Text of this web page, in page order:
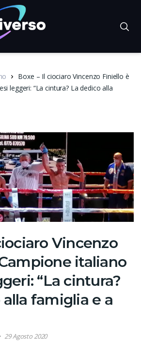
Boxe – Il ciociaro Vincenzo Finiello è
leggeri: “La cintura? La dedico alla
Vincenzo
italiano
“La cintura?
famiglia e a
29 Agosto 2020